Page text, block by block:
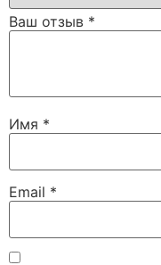
Ваш отзыв *
Имя *
Email *